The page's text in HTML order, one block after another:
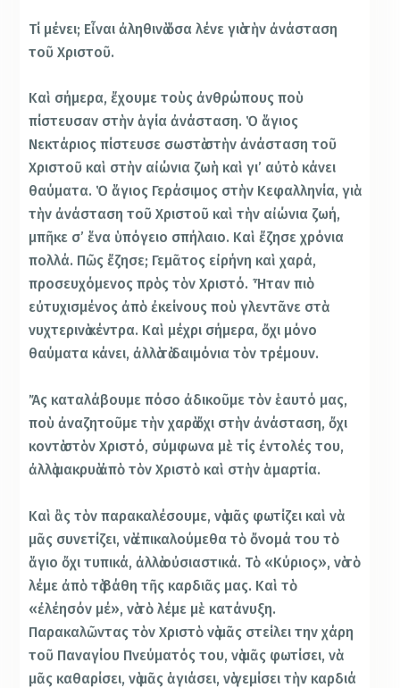
Τί μένει; Εἶναι ἀληθινὰ ὅσα λένε γιὰ τὴν ἀνάσταση
τοῦ Χριστοῦ.
Καὶ σήμερα, ἔχουμε τοὺς ἀνθρώπους ποὺ
πίστευσαν στὴν ἁγία ἀνάσταση. Ὁ ἅγιος
Νεκτάριος πίστευσε σωστὰ στὴν ἀνάσταση τοῦ
Χριστοῦ καὶ στὴν αἰώνια ζωὴ καὶ γι’ αὐτὸ κάνει
θαύματα. Ὁ ἅγιος Γεράσιμος στὴν Κεφαλληνία, γιὰ
τὴν ἀνάσταση τοῦ Χριστοῦ καὶ τὴν αἰώνια ζωή,
μπῆκε σ’ ἕνα ὑπόγειο σπήλαιο. Καὶ ἔζησε χρόνια
πολλά. Πῶς ἔζησε; Γεμᾶτος εἰρήνη καὶ χαρά,
προσευχόμενος πρὸς τὸν Χριστό. Ἦταν πιὸ
εὐτυχισμένος ἀπὸ ἐκείνους ποὺ γλεντᾶνε στὰ
νυχτερινὰ κέντρα. Καὶ μέχρι σήμερα, ὄχι μόνο
θαύματα κάνει, ἀλλὰ τὰ δαιμόνια τὸν τρέμουν.
Ἄς καταλάβουμε πόσο ἀδικοῦμε τὸν ἑαυτό μας,
ποὺ ἀναζητοῦμε τὴν χαρὰ ὄχι στὴν ἀνάσταση, ὄχι
κοντὰ στὸν Χριστό, σύμφωνα μὲ τίς ἐντολές του,
ἀλλὰ μακρυὰ ἀπὸ τὸν Χριστὸ καὶ στὴν ἁμαρτία.
Καὶ ἂς τὸν παρακαλέσουμε, νὰ μᾶς φωτίζει καὶ νὰ
μᾶς συνετίζει, νὰ ἐπικαλούμεθα τὸ ὄνομά του τὸ
ἅγιο ὄχι τυπικά, ἀλλὰ οὐσιαστικά. Τὸ «Κύριος», νὰ τὸ
λέμε ἀπὸ τὰ βάθη τῆς καρδιᾶς μας. Καὶ τὸ
«ἐλέησόν μέ», νὰ τὸ λέμε μὲ κατάνυξη.
Παρακαλῶντας τὸν Χριστὸ νὰ μᾶς στείλει την χάρη
τοῦ Παναγίου Πνεύματός του, νὰ μᾶς φωτίσει, νὰ
μᾶς καθαρίσει, νὰ μᾶς ἁγιάσει, νὰ γεμίσει τὴν καρδιά